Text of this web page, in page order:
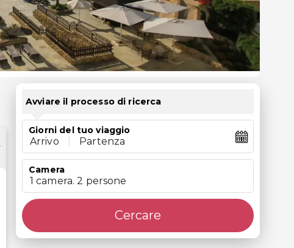
Avviare il processo di ricerca
Giorni del tuo viaggio
Arrivo Partenza
Camera
1 camera. 2 persone
Cercare